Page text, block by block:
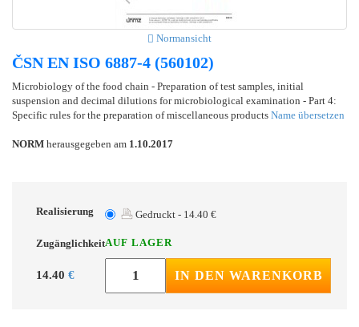
Normansicht
ČSN EN ISO 6887-4 (560102)
Microbiology of the food chain - Preparation of test samples, initial
suspension and decimal dilutions for microbiological examination - Part 4:
Specific rules for the preparation of miscellaneous products Name übersetzen
NORM herausgegeben am 1.10.2017
Realisierung Gedruckt - 14.40 €
ZugänglichkeitAUF LAGER
14.40 € IN DEN WARENKORB